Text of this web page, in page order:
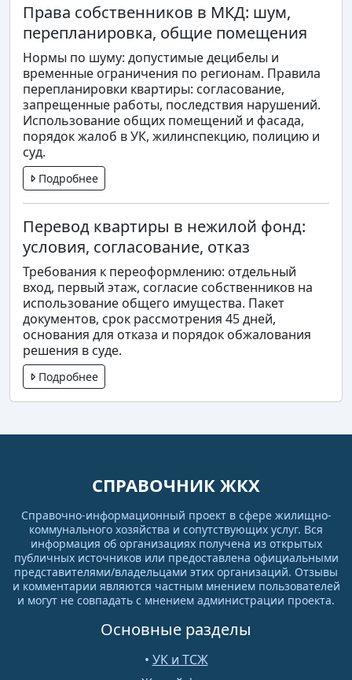
Права собственников в МКД: шум,
перепланировка, общие помещения
Нормы по шуму: допустимые децибелы и
временные ограничения по регионам. Правила
перепланировки квартиры: согласование,
запрещенные работы, последствия нарушений.
Использование общих помещений и фасада,
порядок жалоб в УК, жилинспекцию, полицию и
суд.
Подробнее
Перевод квартиры в нежилой фонд:
условия, согласование, отказ
Требования к переоформлению: отдельный
вход, первый этаж, согласие собственников на
использование общего имущества. Пакет
документов, срок рассмотрения 45 дней,
основания для отказа и порядок обжалования
решения в суде.
Подробнее
СПРАВОЧНИК ЖКХ
Справочно-информационный проект в сфере жилищно-
коммунального хозяйства и сопутствующих услуг. Вся
информация об организациях получена из открытых
публичных источников или предоставлена официальными
представителями/владельцами этих организаций. Отзывы
и комментарии являются частным мнением пользователей
и могут не совпадать с мнением администрации проекта.
Основные разделы
• УК и ТСЖ